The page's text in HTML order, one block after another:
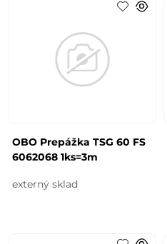
OBO Prepážka TSG 60 FS
6062068 1ks=3m
externý sklad